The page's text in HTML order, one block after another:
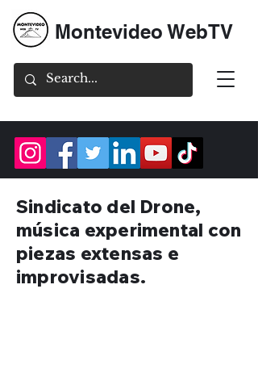
Montevideo WebTV
Sindicato del Drone,
música experimental con
piezas extensas e
improvisadas.